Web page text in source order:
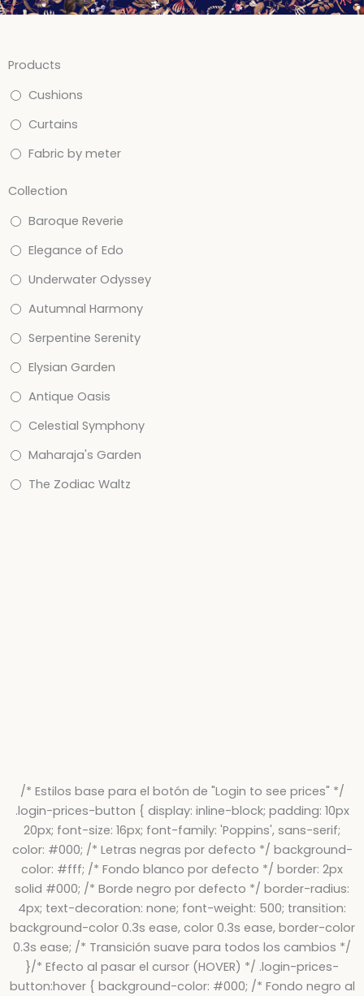
Products
Cushions
Curtains
Fabric by meter
Collection
Baroque Reverie
Elegance of Edo
Underwater Odyssey
Autumnal Harmony
Serpentine Serenity
Elysian Garden
Antique Oasis
Celestial Symphony
Maharaja's Garden
The Zodiac Waltz
/* Estilos base para el botón de "Login to see prices" */
.login-prices-button { display: inline-block; padding: 10px
20px; font-size: 16px; font-family: 'Poppins', sans-serif;
color: #000; /* Letras negras por defecto */ background-
color: #fff; /* Fondo blanco por defecto */ border: 2px
solid #000; /* Borde negro por defecto */ border-radius:
4px; text-decoration: none; font-weight: 500; transition:
background-color 0.3s ease, color 0.3s ease, border-color
0.3s ease; /* Transición suave para todos los cambios */
}/* Efecto al pasar el cursor (HOVER) */ .login-prices-
button:hover { background-color: #000; /* Fondo negro al